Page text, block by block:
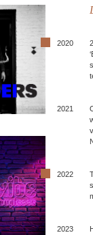
2020
2021
2022
2023